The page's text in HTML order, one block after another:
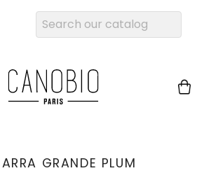
GRANDE PLUM